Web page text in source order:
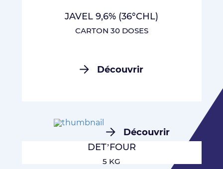
JAVEL 9,6% (36°CHL)
CARTON 30 DOSES
Découvrir
DET’FOUR
5 KG
Découvrir